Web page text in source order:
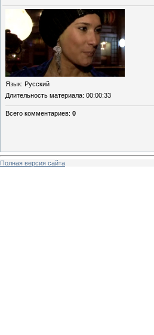
Язык: Русский
Длительность материала: 00:00:33
Всего комментариев: 0
Полная версия сайта